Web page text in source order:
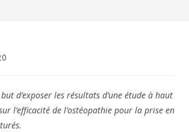
d’exposer les résultats d’une étude à haut
l’efficacité de l’ostéopathie pour la prise en